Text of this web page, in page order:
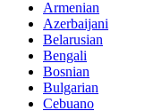
Armenian
Azerbaijani
Belarusian
Bengali
Bosnian
Bulgarian
Cebuano